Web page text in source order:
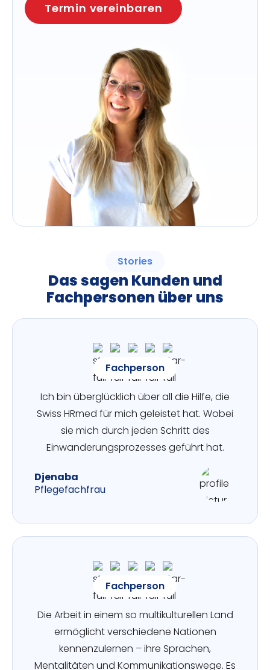
Termin vereinbaren
Stories
Das sagen Kunden und
Fachpersonen über uns
Fachperson
Ich bin überglücklich über all die Hilfe, die
Swiss HRmed für mich geleistet hat. Wobei
sie mich durch jeden Schritt des
Einwanderungsprozesses geführt hat.
Djenaba
Pflegefachfrau
Fachperson
Die Arbeit in einem so multikulturellen Land
ermöglicht verschiedene Nationen
kennenzulernen – ihre Sprachen,
Mentalitäten und Kommunikationswege. Es